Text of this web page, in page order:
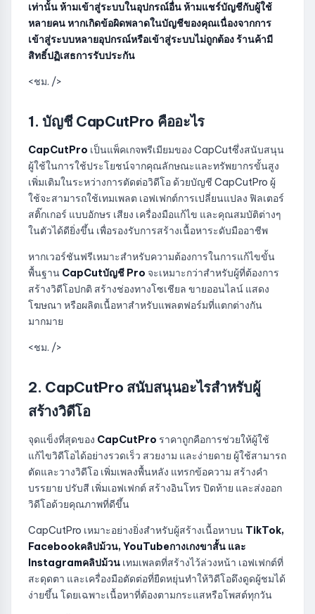
เท่านั้น ห้ามเข้าสู่ระบบในอุปกรณ์อื่น ห้ามแชร์บัญชีกับผู้ใช้
หลายคน หากเกิดข้อผิดพลาดในบัญชีของคุณเนื่องจากการ
เข้าสู่ระบบหลายอุปกรณ์หรือเข้าสู่ระบบไม่ถูกต้อง ร้านค้ามี
สิทธิ์ปฏิเสธการรับประกัน
<ชม. />
1. บัญชี CapCutPro คืออะไร
CapCutPro เป็นแพ็คเกจพรีเมียมของ CapCutซึ่งสนับสนุน
ผู้ใช้ในการใช้ประโยชน์จากคุณลักษณะและทรัพยากรขั้นสูง
เพิ่มเติมในระหว่างการตัดต่อวิดีโอ ด้วยบัญชี CapCutPro ผู้
ใช้จะสามารถใช้เทมเพลต เอฟเฟกต์การเปลี่ยนแปลง ฟิลเตอร์
สติ๊กเกอร์ แบบอักษร เสียง เครื่องมือแก้ไข และคุณสมบัติต่างๆ
ในตัวได้ดียิ่งขึ้น เพื่อรองรับการสร้างเนื้อหาระดับมืออาชีพ
หากเวอร์ชันฟรีเหมาะสำหรับความต้องการในการแก้ไขขั้น
พื้นฐาน CapCutบัญชี Pro จะเหมาะกว่าสำหรับผู้ที่ต้องการ
สร้างวิดีโอปกติ สร้างช่องทางโซเชียล ขายออนไลน์ แสดง
โฆษณา หรือผลิตเนื้อหาสำหรับแพลตฟอร์มที่แตกต่างกัน
มากมาย
<ชม. />
2. CapCutPro สนับสนุนอะไรสำหรับผู้
สร้างวิดีโอ
จุดแข็งที่สุดของ CapCutPro ราคาถูกคือการช่วยให้ผู้ใช้
แก้ไขวิดีโอได้อย่างรวดเร็ว สวยงาม และง่ายดาย ผู้ใช้สามารถ
ตัดและวางวิดีโอ เพิ่มเพลงพื้นหลัง แทรกข้อความ สร้างคำ
บรรยาย ปรับสี เพิ่มเอฟเฟกต์ สร้างอินโทร ปิดท้าย และส่งออก
วิดีโอด้วยคุณภาพที่ดีขึ้น
CapCutPro เหมาะอย่างยิ่งสำหรับผู้สร้างเนื้อหาบน TikTok,
Facebookคลิปม้วน, YouTubeกางเกงขาสั้น และ
Instagramคลิปม้วน เทมเพลตที่สร้างไว้ล่วงหน้า เอฟเฟกต์ที่
สะดุดตา และเครื่องมือตัดต่อที่ยืดหยุ่นทำให้วิดีโอดึงดูดผู้ชมได้
ง่ายขึ้น โดยเฉพาะเนื้อหาที่ต้องตามกระแสหรือโพสต์ทุกวัน